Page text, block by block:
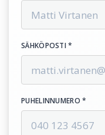
SÄHKÖPOSTI *
PUHELINNUMERO *